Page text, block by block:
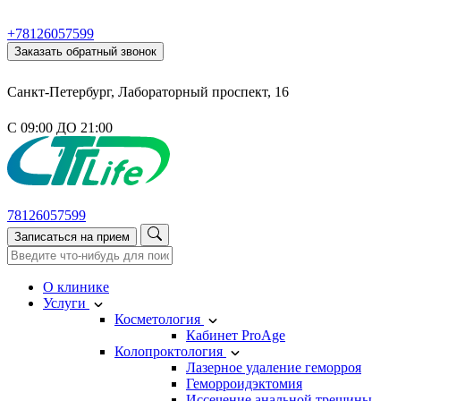
+78126057599
Заказать обратный звонок
Санкт-Петербург, Лабораторный проспект, 16
С 09:00 ДО 21:00
78126057599
Записаться на прием
О клинике
Услуги
Косметология
Кабинет ProAge
Колопроктология
Лазерное удаление геморроя
Геморроидэктомия